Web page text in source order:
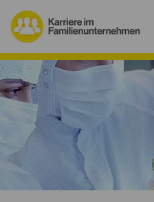
Warum
Firmenprofile
Jobs
Magazin